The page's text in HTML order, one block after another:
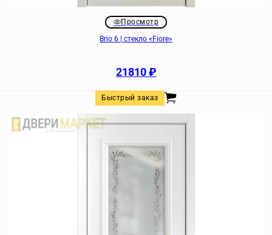
Просмотр
Brio 6 | стекло «Fiore»
21810₽
Быстрый заказ